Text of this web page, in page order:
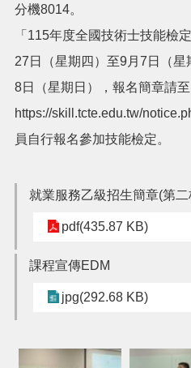
題
桃
園
政
府
隱
分機8014。
「115年度全國技術士技能檢
27日（星期四）至9月7日（星
8日（星期日），報名簡章請至
https://skill.tcte.edu.tw/
員自行報名參加技能檢定。
就業服務乙級招生簡章(第
pdf(435.87 KB)
課程宣傳EDM
jpg(292.68 KB)